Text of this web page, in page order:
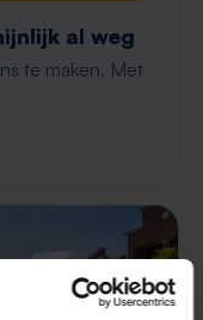
al weg
te maken. Met